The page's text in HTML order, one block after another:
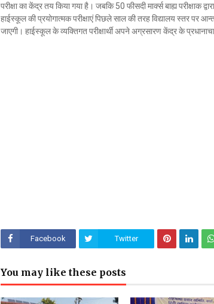
परीक्षा का केंद्र तय किया गया है। जबकि 50 फीसदी मार्क्स बाह्य परीक्षाक
हाईस्कूल की प्रयोगात्मक परीक्षाएं पिछले साल की तरह विद्यालय स्तर पर
जाएगी। हाईस्कूल के व्यक्तिगत परीक्षार्थी अपने अग्रसारण केंद्र के
Facebook Twitter
You may like these posts